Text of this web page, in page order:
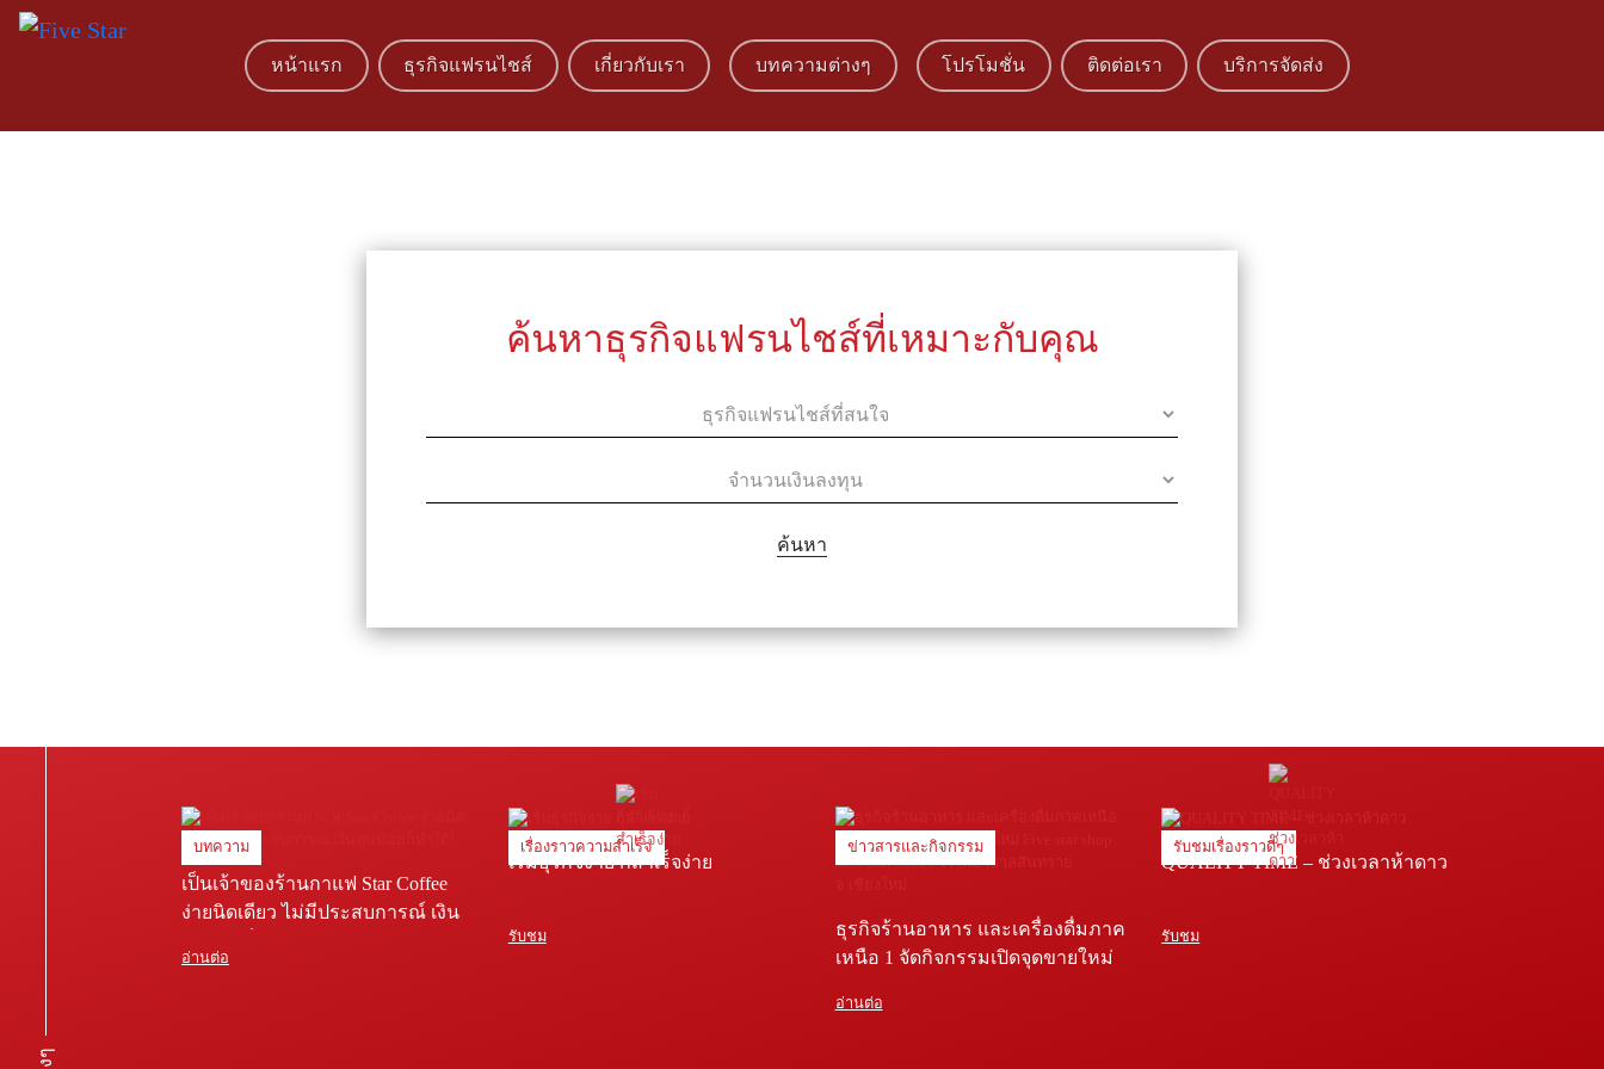
หน้าแรก ธุรกิจแฟรนไชส์ เกี่ยวกับเรา บทความต่างๆ โปรโมชั่น ติดต่อเรา บริการจัดส่ง
ค้นหาธุรกิจแฟรนไชส์ที่เหมาะกับคุณ
ค้นหา
บทความ
เป็นเจ้าของร้านกาแฟ Star Coffee
ง่ายนิดเดียว ไม่มีประสบการณ์ เงิน
อ่านต่อ
เรื่องราวความสำเร็จ
เริ่มธุรกิจง่าย ก็สำเร็จง่าย
รับชม
ข่าวสารและกิจกรรม
ธุรกิจร้านอาหาร และเครื่องดื่มภาค
เหนือ 1 จัดกิจกรรมเปิดจุดขายใหม่
พยาบาลสันทราย จ.เชียงใหม่
อ่านต่อ
รับชมเรื่องราวดีๆ
QUALITY TIME – ช่วงเวลาห้าดาว
รับชม